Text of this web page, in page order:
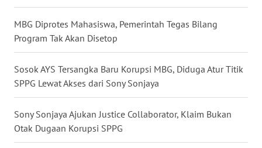
MBG Diprotes Mahasiswa, Pemerintah Tegas Bilang
Program Tak Akan Disetop
Sosok AYS Tersangka Baru Korupsi MBG, Diduga Atur Titik
SPPG Lewat Akses dari Sony Sonjaya
Sony Sonjaya Ajukan Justice Collaborator, Klaim Bukan
Otak Dugaan Korupsi SPPG
WN
KALTIM
WN
SULSEL
WN